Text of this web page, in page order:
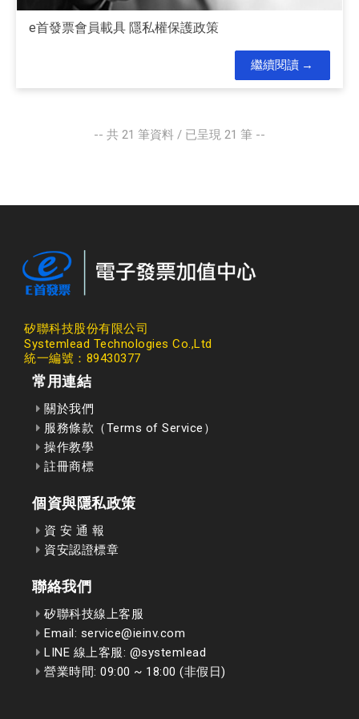
e首發票會員載具 隱私權保護政策
繼續閱讀
-- 共 21 筆資料 / 已呈現 21 筆 --
矽聯科技股份有限公司
Systemlead Technologies Co.,Ltd
統一編號：89430377
常用連結
關於我們
服務條款（Terms of Service）
操作教學
註冊商標
個資與隱私政策
資 安 通 報
資安認證標章
聯絡我們
矽聯科技線上客服
Email: service@ieinv.com
LINE 線上客服: @systemlead
營業時間: 09:00 ~ 18:00 (非假日)